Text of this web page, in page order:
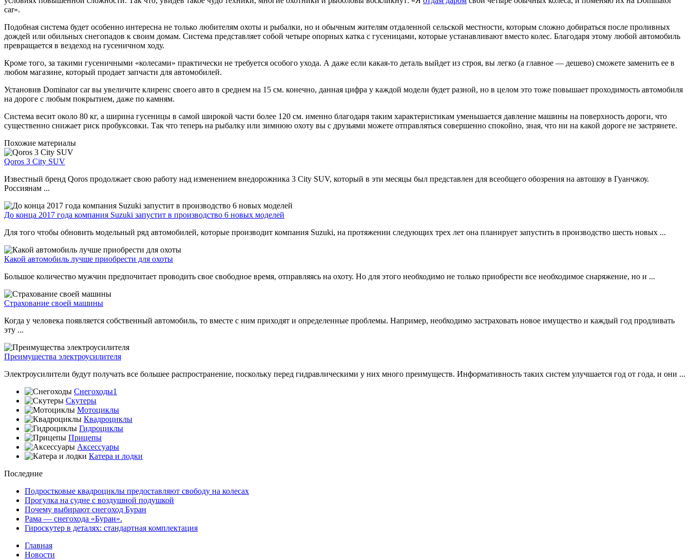
car».
Подобная система будет особенно интересна не только любителям охоты и рыбалки, но и обычным жителям отдаленной сельской местности, которым сложно добираться после проливных
дождей или обильных снегопадов к своим домам. Система представляет собой четыре опорных катка с гусеницами, которые устанавливают вместо колес. Благодаря этому любой автомобиль
превращается в вездеход на гусеничном ходу.
Кроме того, за такими гусеничными «колесами» практически не требуется особого ухода. А даже если какая-то деталь выйдет из строя, вы легко (а главное — дешево) сможете заменить ее в
любом магазине, который продает запчасти для автомобилей.
Установив Dominator car вы увеличите клиренс своего авто в среднем на 15 см. конечно, данная цифра у каждой модели будет разной, но в целом это тоже повышает проходимость автомобиля
на дороге с любым покрытием, даже по камням.
Система весит около 80 кг, а ширина гусеницы в самой широкой части более 120 см. именно благодаря таким характеристикам уменьшается давление машины на поверхность дороги, что
существенно снижает риск пробуксовки. Так что теперь на рыбалку или зимнюю охоту вы с друзьями можете отправляться совершенно спокойно, зная, что ни на какой дороге не застрянете.
Похожие материалы
Qoros 3 City SUV
Известный бренд Qoros продолжает свою работу над изменением внедорожника 3 City SUV, который в эти месяцы был представлен для всеобщего обозрения на автошоу в Гуанчжоу.
Россиянам ...
До конца 2017 года компания Suzuki запустит в производство 6 новых моделей
Для того чтобы обновить модельный ряд автомобилей, которые производит компания Suzuki, на протяжении следующих трех лет она планирует запустить в производство шесть новых ...
Какой автомобиль лучше приобрести для охоты
Большое количество мужчин предпочитает проводить свое свободное время, отправляясь на охоту. Но для этого необходимо не только приобрести все необходимое снаряжение, но и ...
Страхование своей машины
Когда у человека появляется собственный автомобиль, то вместе с ним приходят и определенные проблемы. Например, необходимо застраховать новое имущество и каждый год продливать
эту ...
Преимущества электроусилителя
Электроусилители будут получать все большее распространение, поскольку перед гидравлическими у них много преимуществ. Информативность таких систем улучшается год от года, и они ...
Снегоходы1
Скутеры
Мотоциклы
Квадроциклы
Гидроциклы
Прицепы
Аксессуары
Катера и лодки
Последние
Подростковые квадроциклы предоставляют свободу на колесах
Прогулка на судне с воздушной подушкой
Почему выбирают снегоход Буран
Рама — снегохода «Буран».
Гироскутер в деталях: стандартная комплектация
Главная
Новости